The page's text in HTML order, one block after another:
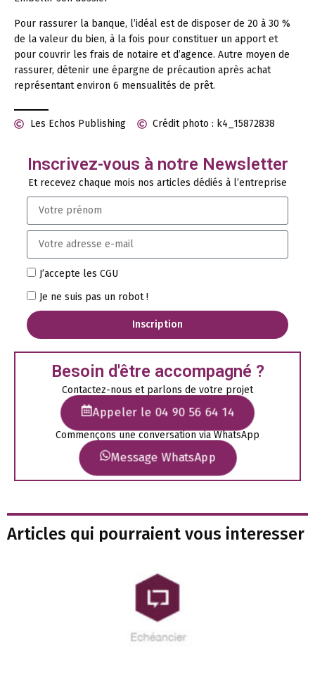
Pour rassurer la banque, l’idéal est de disposer de 20 à 30 %
de la valeur du bien, à la fois pour constituer un apport et
pour couvrir les frais de notaire et d’agence. Autre moyen de
rassurer, détenir une épargne de précaution après achat
représentant environ 6 mensualités de prêt.
Les Echos Publishing Crédit photo : k4_15872838
Inscrivez-vous à notre Newsletter
Et recevez chaque mois nos articles dédiés à l’entreprise
J’accepte les CGU
Je ne suis pas un robot !
Inscription
Besoin d'être accompagné ?
Contactez-nous et parlons de votre projet
Appeler le 04 90 56 64 14
Commençons une conversation via WhatsApp
Message WhatsApp
Articles qui pourraient vous interesser